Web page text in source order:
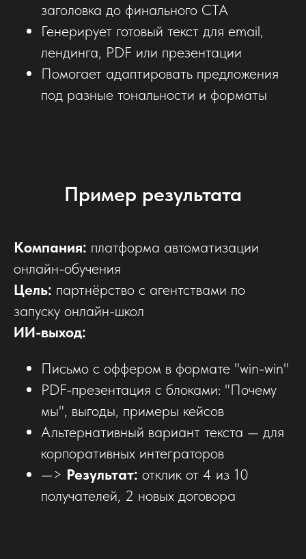
заголовка до финального CTA
Генерирует готовый текст для email,
лендинга, PDF или презентации
Помогает адаптировать предложения
под разные тональности и форматы
Пример результата
Компания: платформа автоматизации
онлайн-обучения
Цель: партнёрство с агентствами по
запуску онлайн-школ
ИИ-выход:
Письмо с оффером в формате "win-win"
PDF-презентация с блоками: "Почему
мы", выгоды, примеры кейсов
Альтернативный вариант текста — для
корпоративных интеграторов
—> Результат: отклик от 4 из 10
получателей, 2 новых договора